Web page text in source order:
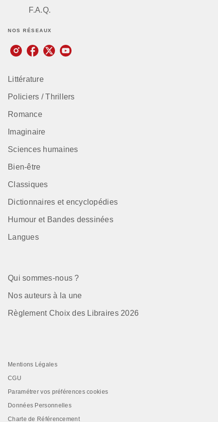
F.A.Q.
NOS RÉSEAUX
Littérature
Policiers / Thrillers
Romance
Imaginaire
Sciences humaines
Bien-être
Classiques
Dictionnaires et encyclopédies
Humour et Bandes dessinées
Langues
Qui sommes-nous ?
Nos auteurs à la une
Règlement Choix des Libraires 2026
Mentions Légales
CGU
Paramétrer vos préférences cookies
Données Personnelles
Charte de Référencement